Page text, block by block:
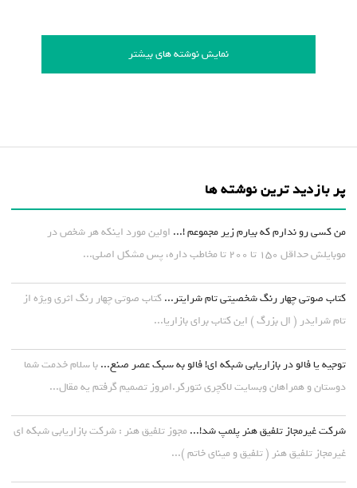
نمایش نوشته های بیشتر
پر بازدید ترین نوشته ها
من کسی رو ندارم که بیارم زیر مجموعم !... اولین مورد اینکه هر شخص در
موبایلش حداقل ۱۵۰ تا ۲۰۰ تا مخاطب داره، پس مشکل اصلی...
کتاب صوتی چهار رنگ شخصیتی تام شرایتر... کتاب صوتی چهار رنگ اثری ویژه از
تام شرایدر ( ال بزرگ ) این کتاب برای بازاریا...
توجیه یا فالو در بازاریابی شبکه ای! فالو به سبک عصر صنع... با سلام خدمت شما
دوستان و همراهان وبسایت لاکچری نتورکر.امروز تصمیم گرفتم یه مقال...
شرکت غیرمجاز تلفیق هنر پلمپ شد!... مجوز تلفیق هنر : شرکت بازاریابی شبکه ای
غیرمجاز تلفیق هنر ( تلفیق و مینای خاتم )...